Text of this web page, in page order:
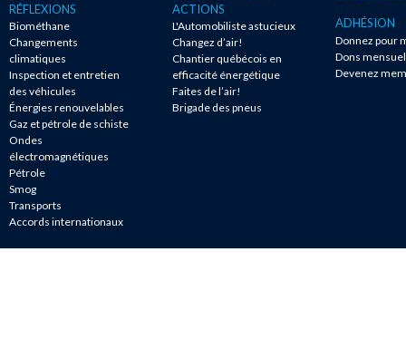
RÉFLEXIONS
Biométhane
Changements
climatiques
Inspection et entretien
des véhicules
Énergies renouvelables
Gaz et pétrole de schiste
Ondes
électromagnétiques
Pétrole
Smog
Transports
Accords internationaux
ACTIONS
L'Automobiliste astucieux
Changez d’air!
Chantier québécois en
efficacité énergétique
Faites de l’air!
Brigade des pneus
ADHÉSION
Donnez pour
Dons
Devenez